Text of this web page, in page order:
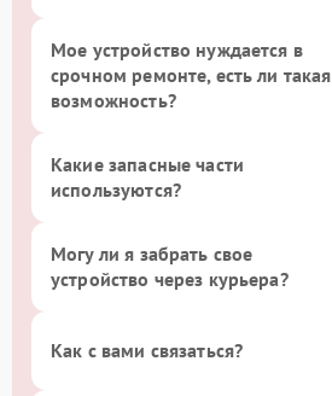
Мое устройство нуждается в
срочном ремонте, есть ли такая
возможность?
Какие запасные части
используются?
Могу ли я забрать свое
устройство через курьера?
Как с вами связаться?